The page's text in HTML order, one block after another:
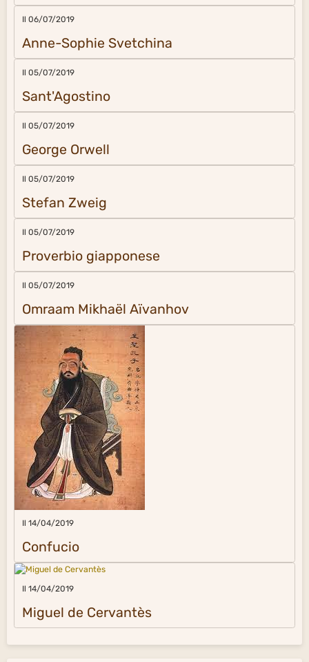
Il 06/07/2019
Anne-Sophie Svetchina
Il 05/07/2019
Sant'Agostino
Il 05/07/2019
George Orwell
Il 05/07/2019
Stefan Zweig
Il 05/07/2019
Proverbio giapponese
Il 05/07/2019
Omraam Mikhaël Aïvanhov
Il 14/04/2019
Confucio
Il 14/04/2019
Miguel de Cervantès